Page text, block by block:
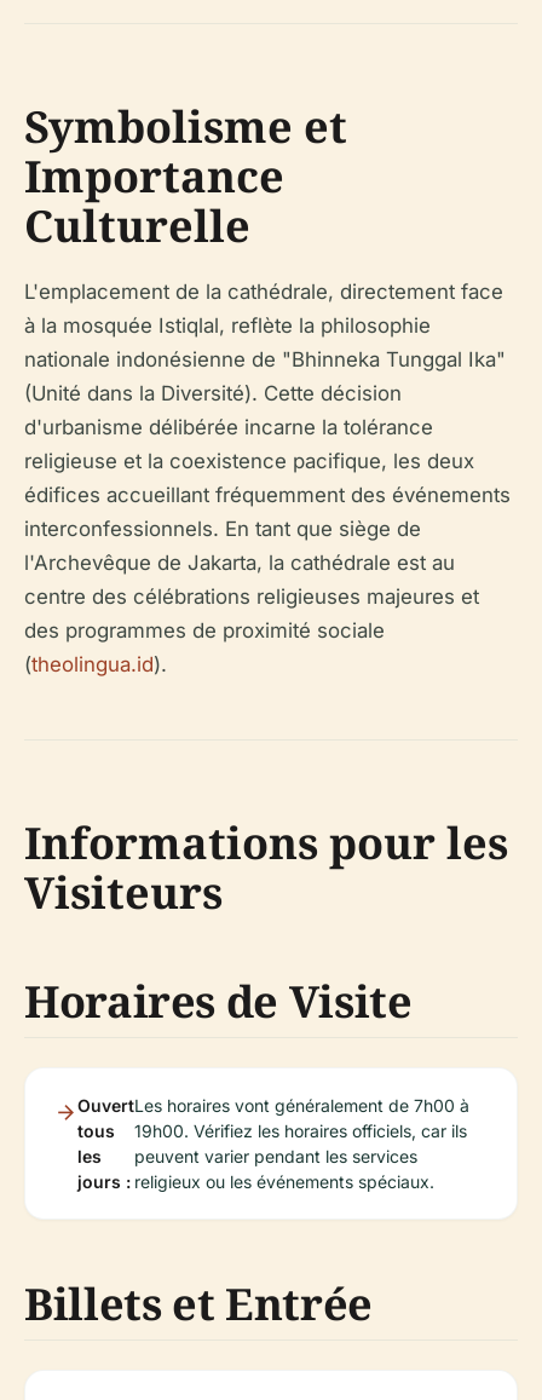
Symbolisme et
Importance
Culturelle
L'emplacement de la cathédrale, directement face
à la mosquée Istiqlal, reflète la philosophie
nationale indonésienne de "Bhinneka Tunggal Ika"
(Unité dans la Diversité). Cette décision
d'urbanisme délibérée incarne la tolérance
religieuse et la coexistence pacifique, les deux
édifices accueillant fréquemment des événements
interconfessionnels. En tant que siège de
l'Archevêque de Jakarta, la cathédrale est au
centre des célébrations religieuses majeures et
des programmes de proximité sociale
(theolingua.id).
Informations pour les
Visiteurs
Horaires de Visite
Ouvert
tous
les
jours :
Les horaires vont généralement de 7h00 à
19h00. Vérifiez les horaires officiels, car ils
peuvent varier pendant les services
religieux ou les événements spéciaux.
Billets et Entrée